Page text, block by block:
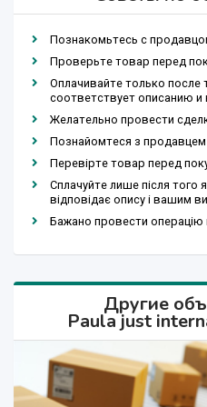
Познакомьтесь с
Проверьте товар перед
Оплачивайте только после
соответствует описанию
Желательно провести
Познайомтеся з продавцем
Перевірте товар перед
Сплачуйте лише після того
відповідає опису і вашим
Бажано провести операцію
Другие
Paula just